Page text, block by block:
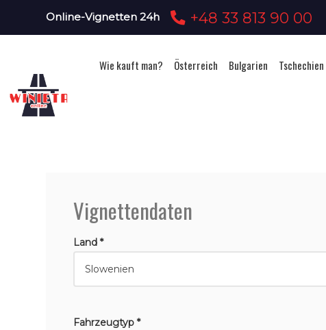
Online-Vignetten 24h +48 33 813 90 00
Wie kauft man? Österreich Bulgarien Tschechien
Vignettendaten
Land *
Fahrzeugtyp *